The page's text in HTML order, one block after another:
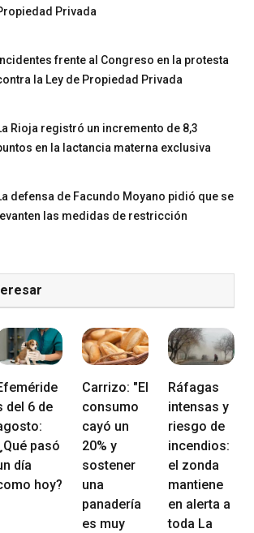
Privada
Incidentes frente al Congreso en la protesta
la Ley de Propiedad Privada
Rioja registró un incremento de 8,3
en la lactancia materna exclusiva
defensa de Facundo Moyano pidió que se
levanten las medidas de restricción
del 6 de
pasó
día
hoy?
Carrizo: "El
consumo
cayó un
20% y
sostener
una
panadería
es muy
Ráfagas
intensas y
riesgo de
incendios:
el zonda
mantiene
en alerta a
toda La